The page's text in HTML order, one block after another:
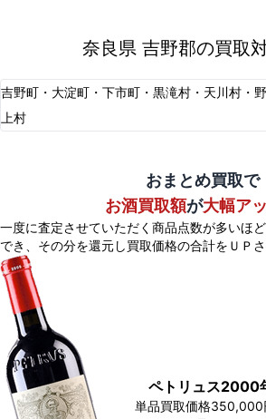
奈良県 吉野郡の買取
吉野町・大淀町・下市町・黒滝村・天川村・
上村
おまとめ買取で
お酒買取額が大幅ア
一度に査定させていただく商品点数が多いほ
でき、 その分を還元し買取価格の合計をＵＰ
ペトリュス2000
単品買取価格350,000